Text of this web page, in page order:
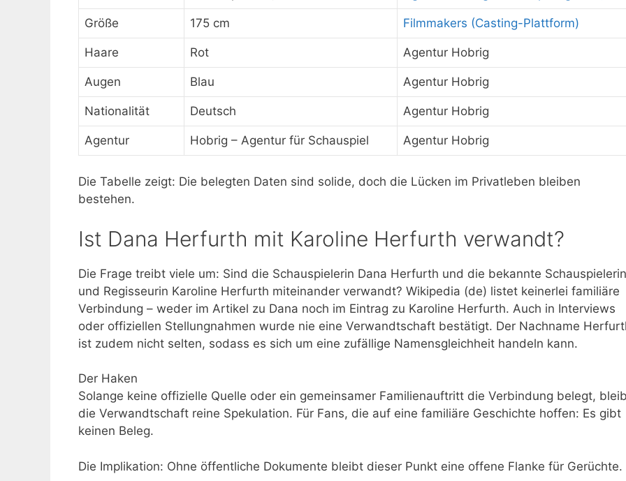
Größe 175 cm Filmmakers (Casting-Plattform)
Haare Rot Agentur Hobrig
Augen Blau Agentur Hobrig
Nationalität Deutsch Agentur Hobrig
Agentur Hobrig – Agentur für Schauspiel Agentur Hobrig
Die Tabelle zeigt: Die belegten Daten sind solide, doch die Lücken im Privatleben bleiben
bestehen.
Ist Dana Herfurth mit Karoline Herfurth verwandt?
Die Frage treibt viele um: Sind die Schauspielerin Dana Herfurth und die bekannte Schauspielerin
und Regisseurin Karoline Herfurth miteinander verwandt? Wikipedia (de) listet keinerlei familiäre
Verbindung – weder im Artikel zu Dana noch im Eintrag zu Karoline Herfurth. Auch in Interviews
oder offiziellen Stellungnahmen wurde nie eine Verwandtschaft bestätigt. Der Nachname
ist zudem nicht selten, sodass es sich um eine zufällige Namensgleichheit handeln kann.
Der Haken
Solange keine offizielle Quelle oder ein gemeinsamer Familienauftritt die Verbindung belegt,
die Verwandtschaft reine Spekulation. Für Fans, die auf eine familiäre Geschichte hoffen: Es gibt
keinen Beleg.
Die Implikation: Ohne öffentliche Dokumente bleibt dieser Punkt eine offene Flanke für Gerüchte.